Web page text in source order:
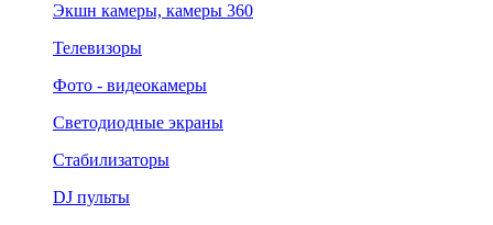
Экшн камеры, камеры 360
Телевизоры
Фото - видеокамеры
Светодиодные экраны
Стабилизаторы
DJ пульты